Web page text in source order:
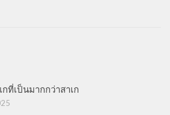
กที่เป็นมากกว่าสาเก